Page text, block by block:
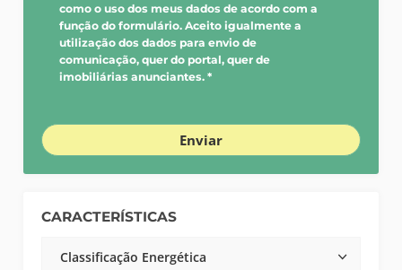
como o uso dos meus dados de acordo com a
função do formulário. Aceito igualmente a
utilização dos dados para envio de
comunicação, quer do portal, quer de
imobiliárias anunciantes. *
Enviar
CARACTERÍSTICAS
Classificação Energética